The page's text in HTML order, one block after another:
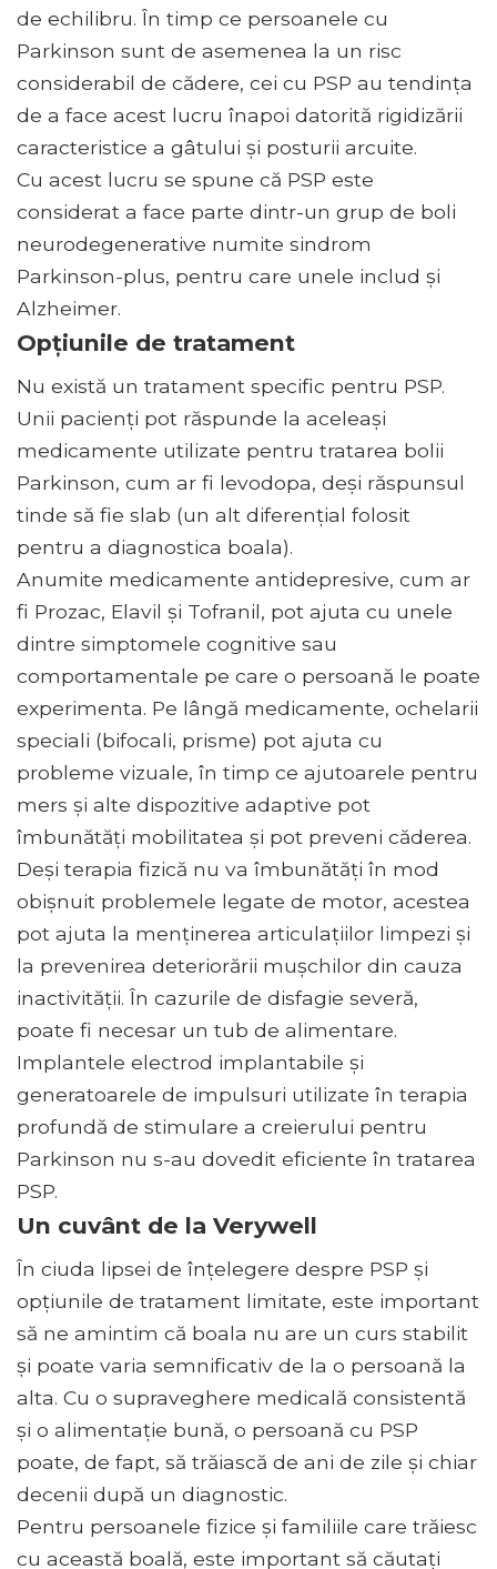
de echilibru. În timp ce persoanele cu
Parkinson sunt de asemenea la un risc
considerabil de cădere, cei cu PSP au tendința
de a face acest lucru înapoi datorită rigidizării
caracteristice a gâtului și posturii arcuite.
Cu acest lucru se spune că PSP este
considerat a face parte dintr-un grup de boli
neurodegenerative numite sindrom
Parkinson-plus, pentru care unele includ și
Alzheimer.
Opțiunile de tratament
Nu există un tratament specific pentru PSP.
Unii pacienți pot răspunde la aceleași
medicamente utilizate pentru tratarea bolii
Parkinson, cum ar fi levodopa, deși răspunsul
tinde să fie slab (un alt diferențial folosit
pentru a diagnostica boala).
Anumite medicamente antidepresive, cum ar
fi Prozac, Elavil și Tofranil, pot ajuta cu unele
dintre simptomele cognitive sau
comportamentale pe care o persoană le poate
experimenta. Pe lângă medicamente, ochelarii
speciali (bifocali, prisme) pot ajuta cu
probleme vizuale, în timp ce ajutoarele pentru
mers și alte dispozitive adaptive pot
îmbunătăți mobilitatea și pot preveni căderea.
Deși terapia fizică nu va îmbunătăți în mod
obișnuit problemele legate de motor, acestea
pot ajuta la menținerea articulațiilor limpezi și
la prevenirea deteriorării mușchilor din cauza
inactivității. În cazurile de disfagie severă,
poate fi necesar un tub de alimentare.
Implantele electrod implantabile și
generatoarele de impulsuri utilizate în terapia
profundă de stimulare a creierului pentru
Parkinson nu s-au dovedit eficiente în tratarea
PSP.
Un cuvânt de la Verywell
În ciuda lipsei de înțelegere despre PSP și
opțiunile de tratament limitate, este important
să ne amintim că boala nu are un curs stabilit
și poate varia semnificativ de la o persoană la
alta. Cu o supraveghere medicală consistentă
și o alimentație bună, o persoană cu PSP
poate, de fapt, să trăiască de ani de zile și chiar
decenii după un diagnostic.
Pentru persoanele fizice și familiile care trăiesc
cu această boală, este important să căutați